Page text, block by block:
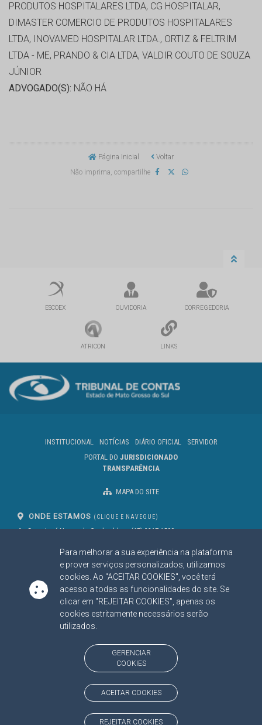
Para melhorar a sua experiência na plataforma
e prover serviços personalizados, utilizamos
cookies. Ao "ACEITAR COOKIES", você terá
acesso a todas as funcionalidades do site. Se
clicar em "REJEITAR COOKIES", apenas os
cookies estritamente necessários serão
utilizados.
GERENCIAR
COOKIES
ACEITAR COOKIES
REJEITAR COOKIES
PRODUTOS HOSPITALARES LTDA, CG HOSPITALAR,
DIMASTER COMERCIO DE PRODUTOS HOSPITALARES
LTDA, INOVAMED HOSPITALAR LTDA., ORTIZ & FELTRIM
LTDA - ME, PRANDO & CIA LTDA, VALDIR COUTO DE SOUZA
JÚNIOR
ADVOGADO(S): NÃO HÁ
Página Inicial
Voltar
Não imprima, compartilhe
ESCOEX OUVIDORIA CORREGEDORIA
ATRICON LINKS
INSTITUCIONAL NOTÍCIAS DIÁRIO OFICIAL
SERVIDOR
PORTAL DO JURISDICIONADO
TRANSPARÊNCIA
MAPA DO SITE
ONDE ESTAMOS (CLIQUE E NAVEGUE)
Av. Des. José Nunes da Cunha, bloco
Campo Grande/MS
CEP: 79031-310
(67) 3317-1500
SIGA NOSSAS REDES SOCIAIS
Linked InYoutube
Facebook
X
BAIXE NOSSO APLICATIVO
https://www.tce.ms.gov.br